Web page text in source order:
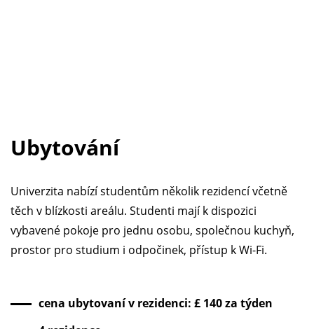
Ubytování
Univerzita nabízí studentům několik rezidencí včetně
těch v blízkosti areálu. Studenti mají k dispozici
vybavené pokoje pro jednu osobu, společnou kuchyň,
prostor pro studium i odpočinek, přístup k Wi-Fi.
cena ubytovaní v rezidenci: £ 140 za týden